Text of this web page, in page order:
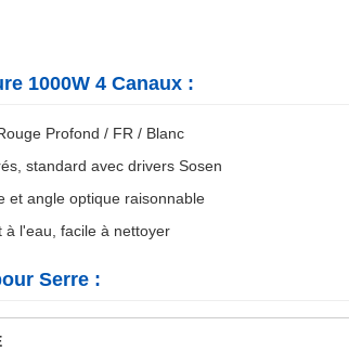
1000W 4 Canaux :
Profond / FR / Blanc
standard avec drivers Sosen
et angle optique raisonnable
à l'eau, facile à nettoyer
Serre :